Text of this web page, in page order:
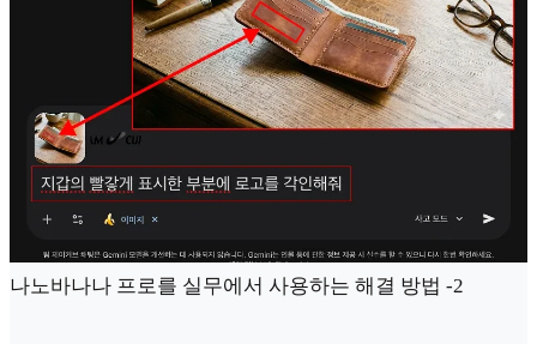
나노바나나 프로를 실무에서 사용하는 해결 방법 -2